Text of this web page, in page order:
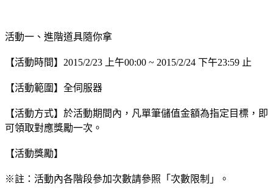
活動一、進階道具隨你拿
【活動時間】2015/2/23 上午00:00 ~ 2015/2/24 下午23:59 止
【活動範圍】全伺服器
【活動方式】於活動期間內，凡單筆儲值金額為指定目標，即
可領取對應獎勵一次。
【活動獎勵】
※註：活動內各階段參加次數請參照「次數限制」。